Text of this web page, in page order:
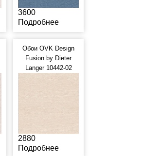
3600
Подробнее
Обои OVK Design
Fusion by Dieter
Langer 10442-02
2880
Подробнее